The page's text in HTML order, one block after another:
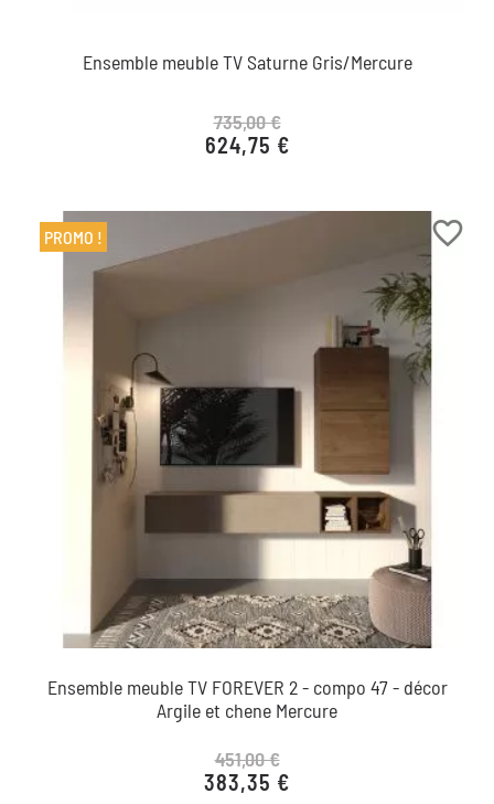
Ensemble meuble TV Saturne Gris/Mercure
Prix de base
735,00 €
Prix
624,75 €
favorite_border
Ensemble meuble TV FOREVER 2 - compo 47 - décor
Argile et chene Mercure
Prix de base
451,00 €
Prix
383,35 €
PROMO !